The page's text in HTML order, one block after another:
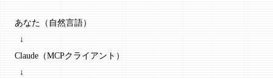
あなた（自然言語）
  ↓
Claude（MCPクライアント）
  ↓